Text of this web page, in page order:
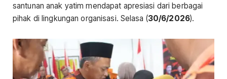
santunan anak yatim mendapat apresiasi dari berbagai
pihak di lingkungan organisasi. Selasa (30/6/2026).